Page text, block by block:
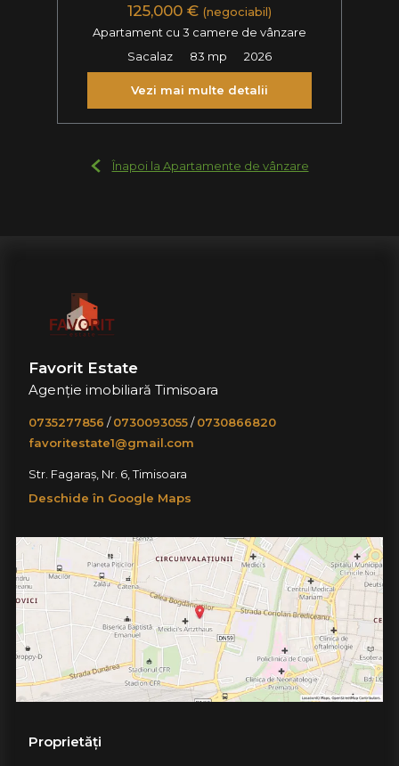
125,000 € (negociabil)
Apartament cu 3 camere de vânzare
Sacalaz
83 mp 2026
Vezi mai multe detalii
Înapoi la Apartamente de vânzare
Favorit Estate
Agenție imobiliară Timisoara
0735277856 /0730093055/0730866820
favoritestate1@gmail.com
Str. Fagaraș, Nr. 6, Timisoara
Deschide în Google Maps
Proprietăți